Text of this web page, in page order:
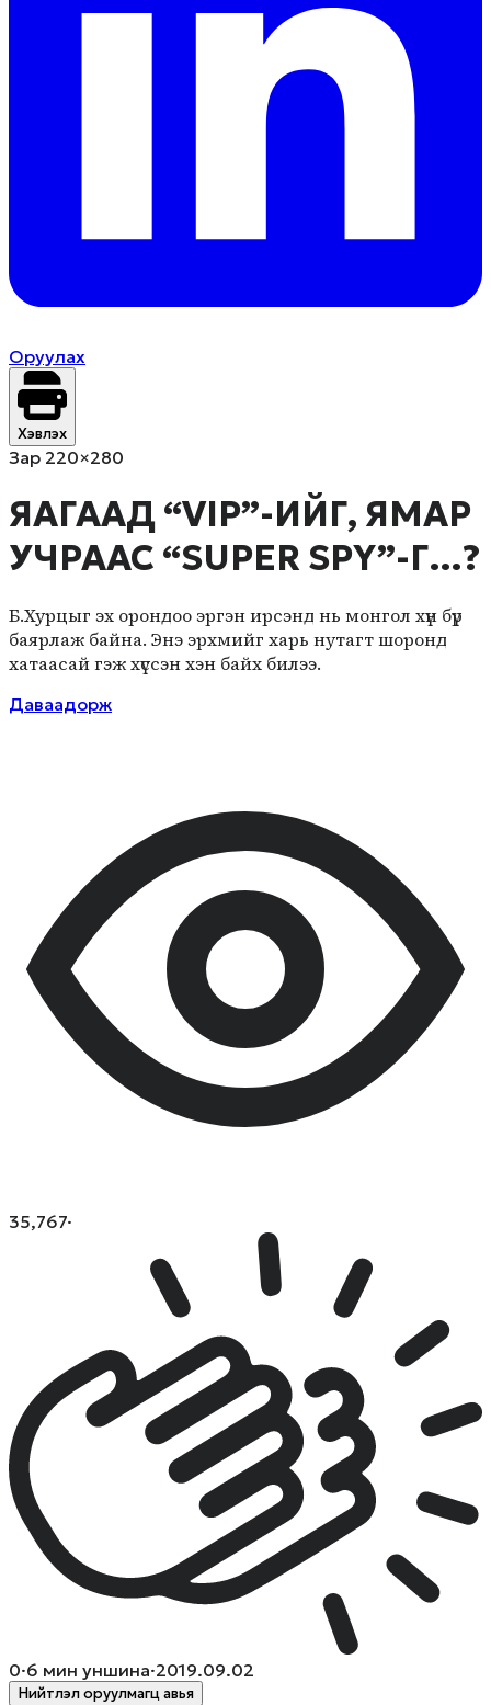
Оруулах
Хэвлэх
Зар 220×280
ЯАГААД “VIP”-ИЙГ, ЯМАР
УЧРААС “SUPER SPY”-Г…?
Б.Хурцыг эх орондоо эргэн ирсэнд нь монгол хүн бүр
баярлаж байна. Энэ эрхмийг харь нутагт шоронд
хатаасай гэж хүссэн хэн байх билээ.
Даваадорж
35,767·
0·6 мин уншина·2019.09.02
Нийтлэл оруулмагц авья